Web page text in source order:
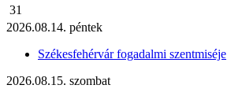
31
2026.08.14. péntek
Székesfehérvár fogadalmi szentmiséje
2026.08.15. szombat